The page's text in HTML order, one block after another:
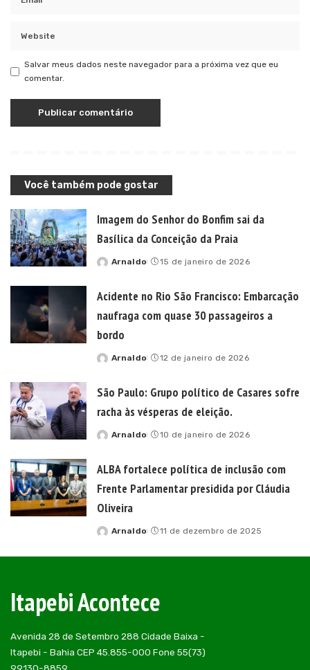
Salvar meus dados neste navegador para a próxima vez que eu
comentar.
Você também pode gostar
Imagem do Senhor do Bonfim sai da
Basílica da Conceição da Praia
Posted
Arnaldo 15 de janeiro de 2026
Acidente no Rio São Francisco: Embarcação
naufraga com quase 30 passageiros a
bordo
Posted
Arnaldo 12 de janeiro de 2026
São Paulo: Grupo político de Casares sofre
racha às vésperas de eleição.
Posted
Arnaldo 10 de janeiro de 2026
ALBA fortalece política de inclusão com
Frente Parlamentar presidida por Cláudia
Oliveira
Posted
Arnaldo 11 de dezembro de 2025
Itapebi Acontece
Avenida 28 de Setembro 288 Cidade Baixa -
Itapebi - Bahia CEP 45.855-000 Fone 55(73)